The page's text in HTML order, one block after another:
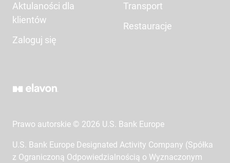
Aktulaności dla
klientów
Zaloguj się
Transport
Restauracje
Prawo autorskie © 2026 U.S. Bank Europe
U.S. Bank Europe Designated Activity Company (Spółka
z Ograniczoną Odpowiedzialnością o Wyznaczonym